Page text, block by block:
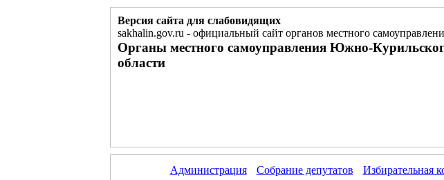
Версия сайта для слабовидящих
sakhalin.gov.ru - официальный сайт органов местного
Органы местного самоуправления Южно-
области
Администрация Собрание депутатов Избирательная